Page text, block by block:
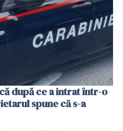
după ce a intrat într-o
spune că s-a